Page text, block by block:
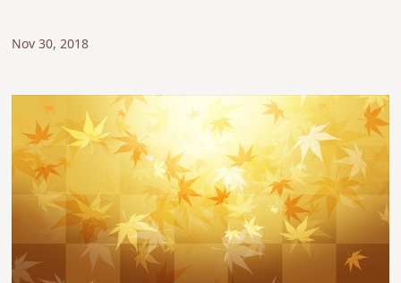
Nov 30, 2018